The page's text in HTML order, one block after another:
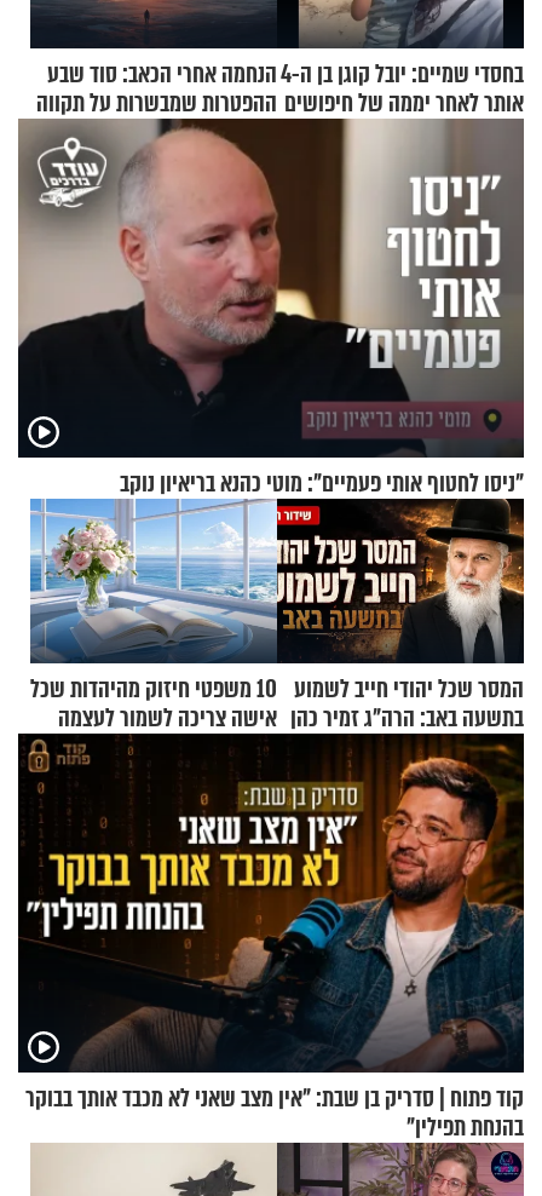
בחסדי שמיים: יובל קוגן בן ה-4
אותר לאחר יממה של חיפושים
הנחמה אחרי הכאב: סוד שבע
ההפטרות שמבשרות על תקווה
וגאולה
"ניסו לחטוף אותי פעמיים": מוטי כהנא בריאיון נוקב
המסר שכל יהודי חייב לשמוע
בתשעה באב: הרה"ג זמיר כהן
בשיעור מיוחד
10 משפטי חיזוק מהיהדות שכל
אישה צריכה לשמור לעצמה
קוד פתוח | סדריק בן שבת: "אין מצב שאני לא מכבד אותך בבוקר
בהנחת תפילין"